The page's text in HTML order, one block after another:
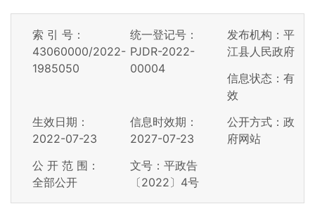
索 引 号：
43060000/2022-
1985050
统一登记号：
PJDR-2022-
00004
发布机构：平
江县人民政府
信息状态：有
效
生效日期：
2022-07-23
信息时效期：
2027-07-23
公开方式：政
府网站
公 开 范 围：
全部公开
文号：平政告
〔2022〕4号